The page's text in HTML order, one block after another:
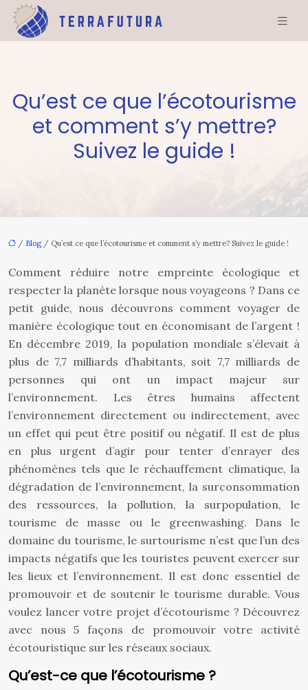
Qu’est ce que l’écotourisme
et comment s’y mettre?
Suivez le guide !
/ Blog/ Qu’est ce que l’écotourisme et comment s’y mettre? Suivez le guide !
Comment réduire notre empreinte écologique et
respecter la planète lorsque nous voyageons ? Dans ce
petit guide, nous découvrons comment voyager de
manière écologique tout en économisant de l’argent !
En décembre 2019, la population mondiale s’élevait à
plus de 7,7 milliards d’habitants, soit 7,7 milliards de
personnes qui ont un impact majeur sur
l’environnement. Les êtres humains affectent
l’environnement directement ou indirectement, avec
un effet qui peut être positif ou négatif. Il est de plus
en plus urgent d’agir pour tenter d’enrayer des
phénomènes tels que le réchauffement climatique, la
dégradation de l’environnement, la surconsommation
des ressources, la pollution, la surpopulation, le
tourisme de masse ou le greenwashing. Dans le
domaine du tourisme, le surtourisme n’est que l’un des
impacts négatifs que les touristes peuvent exercer sur
les lieux et l’environnement. Il est donc essentiel de
promouvoir et de soutenir le tourisme durable. Vous
voulez lancer votre projet d’écotourisme ? Découvrez
avec nous 5 façons de promouvoir votre activité
écotouristique sur les réseaux sociaux.
Qu’est-ce que l’écotourisme ?